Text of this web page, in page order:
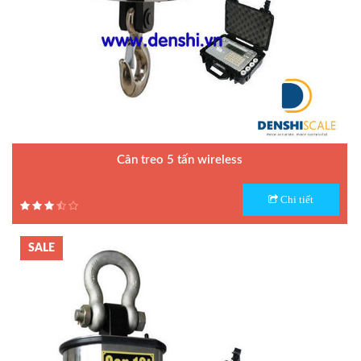
Cân treo 5 tấn wireless
Hãng sản xuất : Yaohua
Bảo hành: 1 năm
Chi tiết
SALE